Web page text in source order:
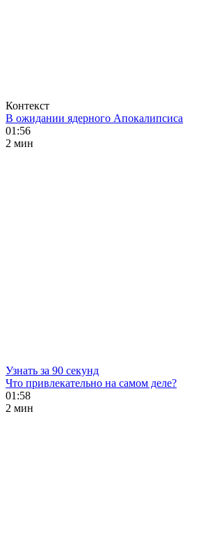
Контекст
В ожидании ядерного Апокалипсиса
01:56
2 мин
Узнать за 90 секунд
Что привлекательно на самом деле?
01:58
2 мин